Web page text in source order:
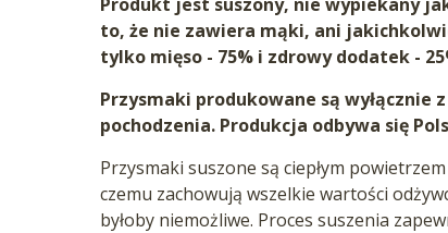
to, że nie zawiera mąki, ani
tylko mięso - 75% i zdrowy dodatek -
Przysmaki produkowane są wyłącznie
pochodzenia. Produkcja odbywa się
Przysmaki suszone są ciepłym
czemu zachowują wszelkie wartości
byłoby niemożliwe. Proces suszenia